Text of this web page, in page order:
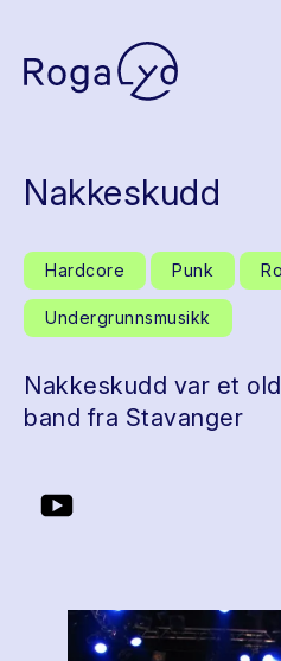
Nakkeskudd
Hardcore Punk
Undergrunnsmusikk
Nakkeskudd var et
band fra Stavanger